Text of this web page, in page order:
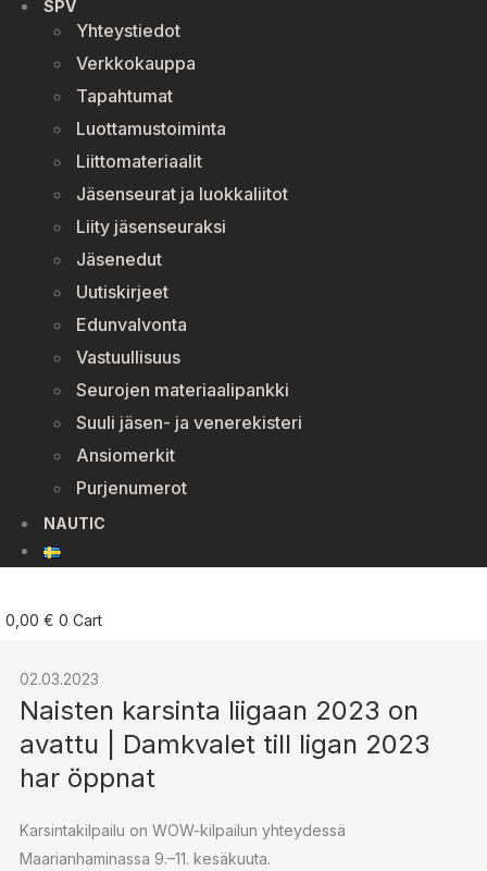
SPV
Yhteystiedot
Verkkokauppa
Tapahtumat
Luottamustoiminta
Liittomateriaalit
Jäsenseurat ja luokkaliitot
Liity jäsenseuraksi
Jäsenedut
Uutiskirjeet
Edunvalvonta
Vastuullisuus
Seurojen materiaalipankki
Suuli jäsen- ja venerekisteri
Ansiomerkit
Purjenumerot
NAUTIC
0,00 € 0 Cart
02.03.2023
Naisten karsinta liigaan 2023 on
avattu | Damkvalet till ligan 2023
har öppnat
Karsintakilpailu on WOW-kilpailun yhteydessä
Maarianhaminassa 9.–11. kesäkuuta.